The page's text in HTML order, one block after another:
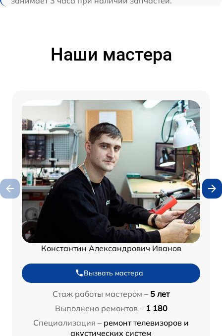
Наши мастера
Константин Александрович Иванов
Вызвать мастера
Стаж работы мастером – 5 лет
Выполнено ремонтов – 1 180
Специализация – ремонт телевизоров и
акустических систем